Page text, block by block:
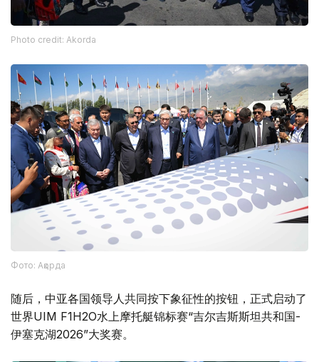
Photo credit: Akorda
Фото: Ақорда
随后，中亚各国领导人共同按下象征性的按钮，正式启动了
世界UIM F1H2O水上摩托艇锦标赛“吉尔吉斯斯坦共和国-
伊塞克湖2026”大奖赛。